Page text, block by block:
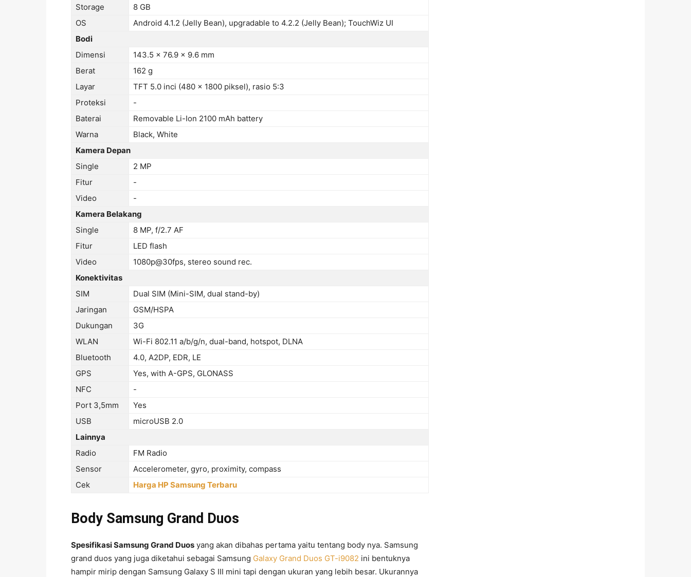
Storage
8 GB
OS
Android 4.1.2 (Jelly Bean), upgradable to 4.2.2 (Jelly Bean); TouchWiz UI
Bodi
Dimensi
143.5 x 76.9 x 9.6 mm
Berat
162 g
Layar
TFT 5.0 inci (480 x 1800 piksel), rasio 5:3
Proteksi
-
Baterai
Removable Li-Ion 2100 mAh battery
Warna
Black, White
Kamera Depan
Single
2 MP
Fitur
-
Video
-
Kamera Belakang
Single
8 MP, f/2.7 AF
Fitur
LED flash
Video
1080p@30fps, stereo sound rec.
Konektivitas
SIM
Dual SIM (Mini-SIM, dual stand-by)
Jaringan
GSM/HSPA
Dukungan
3G
WLAN
Wi-Fi 802.11 a/b/g/n, dual-band, hotspot, DLNA
Bluetooth
4.0, A2DP, EDR, LE
GPS
Yes, with A-GPS, GLONASS
NFC
-
Port 3,5mm
Yes
USB
microUSB 2.0
Lainnya
Radio
FM Radio
Sensor
Accelerometer, gyro, proximity, compass
Cek
Harga HP Samsung Terbaru
Body Samsung Grand Duos
Spesifikasi Samsung Grand Duos yang akan dibahas pertama yaitu tentang body nya. Samsung
grand duos yang juga diketahui sebagai Samsung Galaxy Grand Duos GT-i9082 ini bentuknya
hampir mirip dengan Samsung Galaxy S III mini tapi dengan ukuran yang lebih besar. Ukurannya